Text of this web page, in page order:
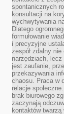
spontanicznych
konsultacji na
wychwytywania
Dlatego
formułowanie
i precyzyjne
zespół zdalny nie
narzędziach, lecz
jest zaufanie,
przekazywania
chaosu. Praca w
relacje
brak biurowego
zaczynają
kontaktów